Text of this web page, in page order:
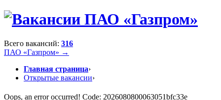
Всего вакансий: 316
ПАО «Газпром» →
Главная страница›
Открытые вакансии›
Oops, an error occurred! Code: 2026080800063051bfc33e